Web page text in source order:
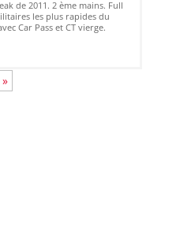
de 2011. 2 ème mains. Full
les plus rapides du
Car Pass et CT vierge.
»